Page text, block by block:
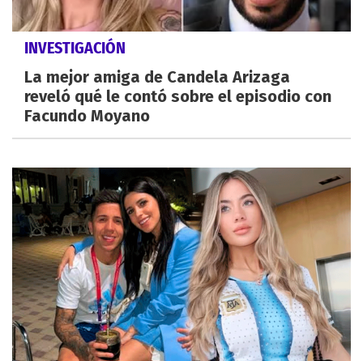
INVESTIGACIÓN
La mejor amiga de Candela Arizaga
reveló qué le contó sobre el episodio con
Facundo Moyano